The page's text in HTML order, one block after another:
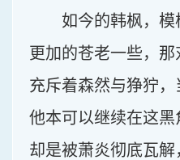
如今的韩枫，
更加的苍老一些，那
充斥着森然与狰狞，
他本可以继续在这黑
却是被萧炎彻底瓦